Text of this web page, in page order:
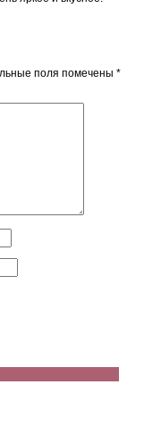
поля помечены *